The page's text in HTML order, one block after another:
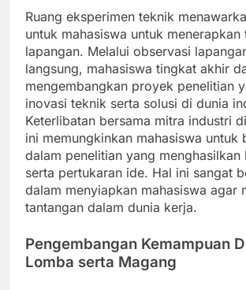
Ruang eksperimen teknik
untuk mahasiswa untuk menerapkan
lapangan. Melalui observasi
langsung, mahasiswa tingkat akhir
mengembangkan proyek penelitian
inovasi teknik serta solusi di dunia
Keterlibatan bersama mitra industri
ini memungkinkan mahasiswa untuk
dalam penelitian yang menghasilkan
serta pertukaran ide. Hal ini sangat
dalam menyiapkan mahasiswa agar
tantangan dalam dunia kerja.
Pengembangan Kemampuan
Lomba serta Magang